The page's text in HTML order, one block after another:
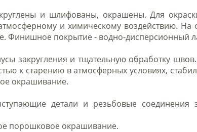
и шлифованы, окрашены. Для
и химическому воздействию.
Финишное покрытие - водно-
закругления и тщательную обработку
к старению в атмосферных условиях,
окрашивание.
детали и резьбовые
порошковое окрашивание.